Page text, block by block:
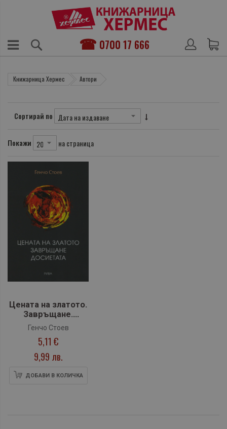
0700 17 666
Книжарница Хермес Автори
Сортирай по
Покажи на страница
Цената на златото.
Завръщане.
Досиетата
Генчо Стоев
5,11 €
9,99 лв.
ДОБАВИ В КОЛИЧКА